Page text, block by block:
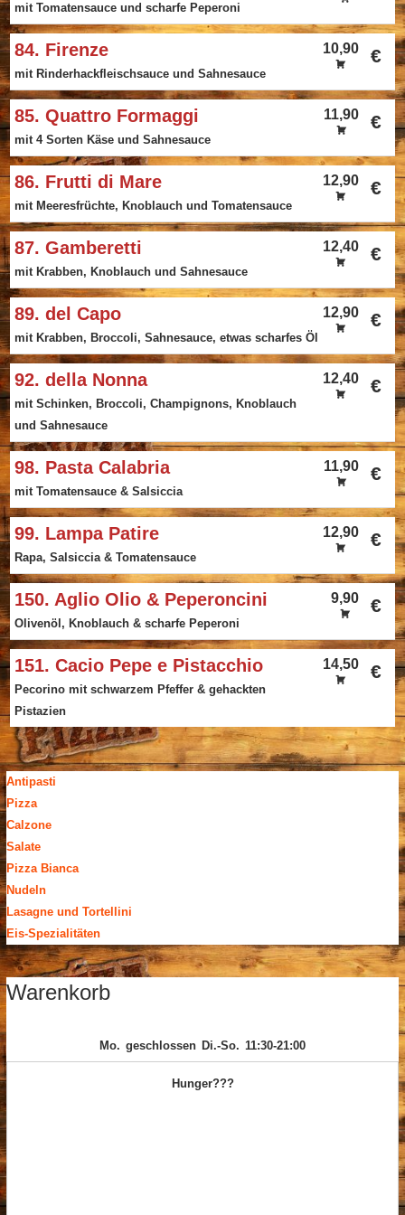
mit Tomatensauce und scharfe Peperoni
84. Firenze 10,90 €
mit Rinderhackfleischsauce und Sahnesauce
85. Quattro Formaggi 11,90 €
mit 4 Sorten Käse und Sahnesauce
86. Frutti di Mare 12,90 €
mit Meeresfrüchte, Knoblauch und Tomatensauce
87. Gamberetti 12,40 €
mit Krabben, Knoblauch und Sahnesauce
89. del Capo 12,90 €
mit Krabben, Broccoli, Sahnesauce, etwas scharfes Öl
92. della Nonna 12,40 €
mit Schinken, Broccoli, Champignons, Knoblauch
und Sahnesauce
98. Pasta Calabria 11,90 €
mit Tomatensauce & Salsiccia
99. Lampa Patire 12,90 €
Rapa, Salsiccia & Tomatensauce
150. Aglio Olio & Peperoncini 9,90 €
Olivenöl, Knoblauch & scharfe Peperoni
151. Cacio Pepe e Pistacchio 14,50 €
Pecorino mit schwarzem Pfeffer & gehackten
Pistazien
Antipasti
Pizza
Calzone
Salate
Pizza Bianca
Nudeln
Lasagne und Tortellini
Eis-Spezialitäten
Warenkorb
Mo. geschlossen Di.-So. 11:30-21:00
Hunger???